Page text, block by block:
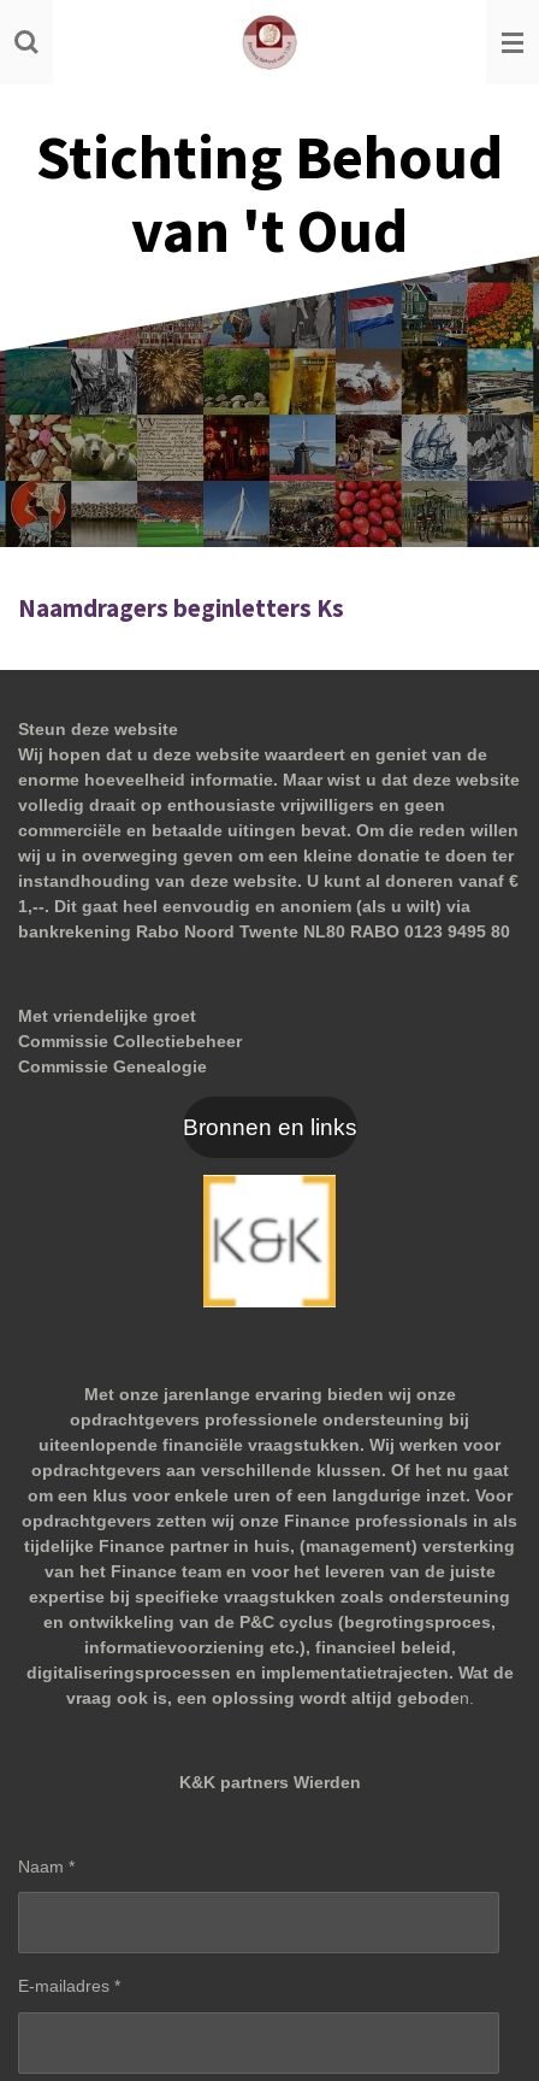
Ga
direct
hoofdinhoud
Stichting Behoud
van 't Oud
Naamdragers beginletters Ks
Steun deze website
Wij hopen dat u deze website waardeert en geniet van de
enorme hoeveelheid informatie. Maar wist u dat deze website
volledig draait op enthousiaste vrijwilligers en geen
commerciële en betaalde uitingen bevat. Om die reden willen
wij u in overweging geven om een kleine donatie te doen ter
instandhouding van deze website. U kunt al doneren vanaf €
1,--. Dit gaat heel eenvoudig en anoniem (als u wilt) via
bankrekening Rabo Noord Twente NL80 RABO 0123 9495 80
Met vriendelijke groet
Commissie Collectiebeheer
Commissie Genealogie
Bronnen en links
Met onze jarenlange ervaring bieden wij onze
opdrachtgevers professionele ondersteuning bij
uiteenlopende financiële vraagstukken. Wij werken voor
opdrachtgevers aan verschillende klussen. Of het nu gaat
om een klus voor enkele uren of een langdurige inzet. Voor
opdrachtgevers zetten wij onze Finance professionals in als
tijdelijke Finance partner in huis, (management) versterking
van het Finance team en voor het leveren van de juiste
expertise bij specifieke vraagstukken zoals ondersteuning
en ontwikkeling van de P&C cyclus (begrotingsproces,
informatievoorziening etc.), financieel beleid,
digitaliseringsprocessen en implementatietrajecten. Wat de
vraag ook is, een oplossing wordt altijd geboden.
K&K partners Wierden
Naam *
E-mailadres *